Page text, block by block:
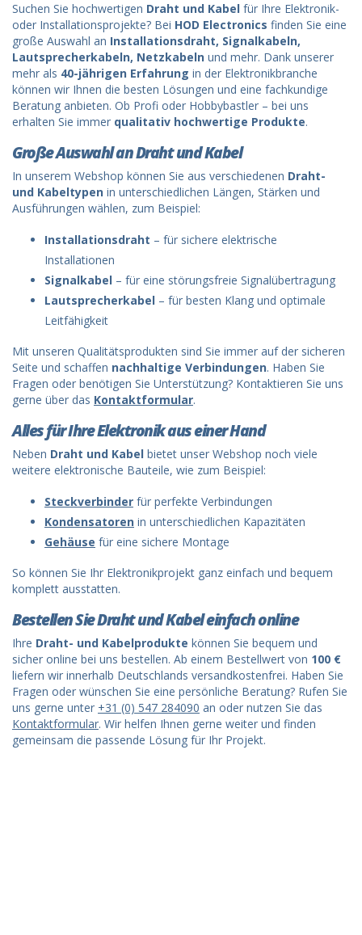
Suchen Sie hochwertigen Draht und Kabel für Ihre Elektronik-
oder Installationsprojekte? Bei HOD Electronics finden Sie eine
große Auswahl an Installationsdraht, Signalkabeln,
Lautsprecherkabeln, Netzkabeln und mehr. Dank unserer
mehr als 40-jährigen Erfahrung in der Elektronikbranche
können wir Ihnen die besten Lösungen und eine fachkundige
Beratung anbieten. Ob Profi oder Hobbybastler – bei uns
erhalten Sie immer qualitativ hochwertige Produkte.
Große Auswahl an Draht und Kabel
In unserem Webshop können Sie aus verschiedenen Draht-
und Kabeltypen in unterschiedlichen Längen, Stärken und
Ausführungen wählen, zum Beispiel:
Installationsdraht – für sichere elektrische
Installationen
Signalkabel – für eine störungsfreie Signalübertragung
Lautsprecherkabel – für besten Klang und optimale
Leitfähigkeit
Mit unseren Qualitätsprodukten sind Sie immer auf der sicheren
Seite und schaffen nachhaltige Verbindungen. Haben Sie
Fragen oder benötigen Sie Unterstützung? Kontaktieren Sie uns
gerne über das Kontaktformular.
Alles für Ihre Elektronik aus einer Hand
Neben Draht und Kabel bietet unser Webshop noch viele
weitere elektronische Bauteile, wie zum Beispiel:
Steckverbinder für perfekte Verbindungen
Kondensatoren in unterschiedlichen Kapazitäten
Gehäuse für eine sichere Montage
So können Sie Ihr Elektronikprojekt ganz einfach und bequem
komplett ausstatten.
Bestellen Sie Draht und Kabel einfach online
Ihre Draht- und Kabelprodukte können Sie bequem und
sicher online bei uns bestellen. Ab einem Bestellwert von 100 €
liefern wir innerhalb Deutschlands versandkostenfrei. Haben Sie
Fragen oder wünschen Sie eine persönliche Beratung? Rufen Sie
uns gerne unter +31 (0) 547 284090 an oder nutzen Sie das
Kontaktformular. Wir helfen Ihnen gerne weiter und finden
gemeinsam die passende Lösung für Ihr Projekt.